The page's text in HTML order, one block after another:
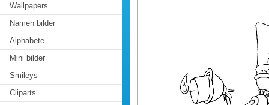
Wallpapers
Namen bilder
Alphabete
Mini bilder
Smileys
Cliparts